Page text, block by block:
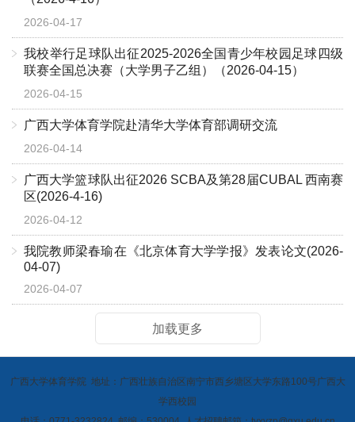
2026-04-17
我校举行足球队出征2025-2026全国青少年校园足球四级
联赛全国总决赛（大学男子乙组）（2026-04-15）
2026-04-15
广西大学体育学院赴清华大学体育部调研交流
2026-04-14
广西大学篮球队出征2026 SCBA及第28届CUBAL 西南赛
区(2026-4-16)
2026-04-12
我院教师梁春瑜在《北京体育大学学报》发表论文(2026-
04-07)
2026-04-07
加载更多
广西大学体育学院 地址：广西壮族自治区南宁市西乡塘区大学东路100号广西大
学西校园